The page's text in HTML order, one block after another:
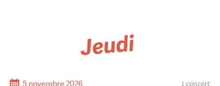
Jeudi
5 novembre 2026 1 concert